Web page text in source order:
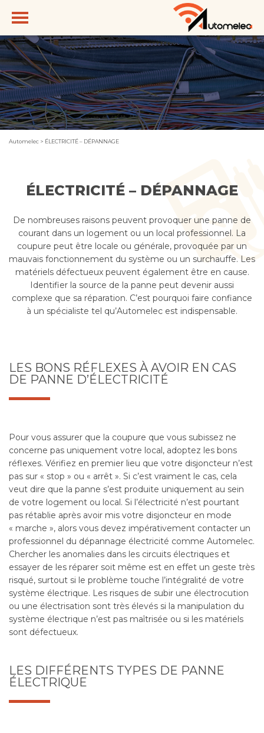
Automelec > ÉLECTRICITÉ – DÉPANNAGE
ÉLECTRICITÉ – DÉPANNAGE
De nombreuses raisons peuvent provoquer une panne de
courant dans un logement ou un local professionnel. La
coupure peut être locale ou générale, provoquée par un
mauvais fonctionnement du système ou un surchauffe. Les
matériels défectueux peuvent également être en cause.
Identifier la source de la panne peut devenir aussi
complexe que sa réparation. C’est pourquoi faire confiance
à un spécialiste tel qu’Automelec est indispensable.
LES BONS RÉFLEXES À AVOIR EN CAS
DE PANNE D’ÉLECTRICITÉ
Pour vous assurer que la coupure que vous subissez ne
concerne pas uniquement votre local, adoptez les bons
réflexes. Vérifiez en premier lieu que votre disjoncteur n’est
pas sur « stop » ou « arrêt ». Si c’est vraiment le cas, cela
veut dire que la panne s’est produite uniquement au sein
de votre logement ou local. Si l’électricité n’est pourtant
pas rétablie après avoir mis votre disjoncteur en mode
« marche », alors vous devez impérativement contacter un
professionnel du dépannage électricité comme Automelec.
Chercher les anomalies dans les circuits électriques et
essayer de les réparer soit même est en effet un geste très
risqué, surtout si le problème touche l’intégralité de votre
système électrique. Les risques de subir une électrocution
ou une électrisation sont très élevés si la manipulation du
système électrique n’est pas maîtrisée ou si les matériels
sont défectueux.
LES DIFFÉRENTS TYPES DE PANNE
ÉLECTRIQUE